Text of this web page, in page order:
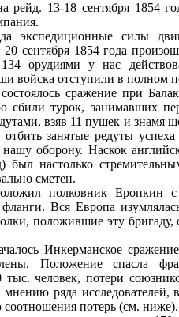
рейд. 13-18 сентября 1854
экспедиционные силы
сентября 1854 года
орудиями у нас
войска отступили в полном
сражение при
турок, занимавших
взяв 11 пушек и знамя
отбить занятые редуты
оборону. Наскок
настолько
сметен.
полковник Еропкин с
Вся Европа
положившие эту
Инкерманское
Положение спасла
тыс. человек, потери
ряда
соотношения потерь (см. ниже).